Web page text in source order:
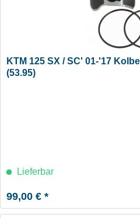
KTM 125 SX / SC' 01-'17
(53.95)
Lieferbar
99,00 € *